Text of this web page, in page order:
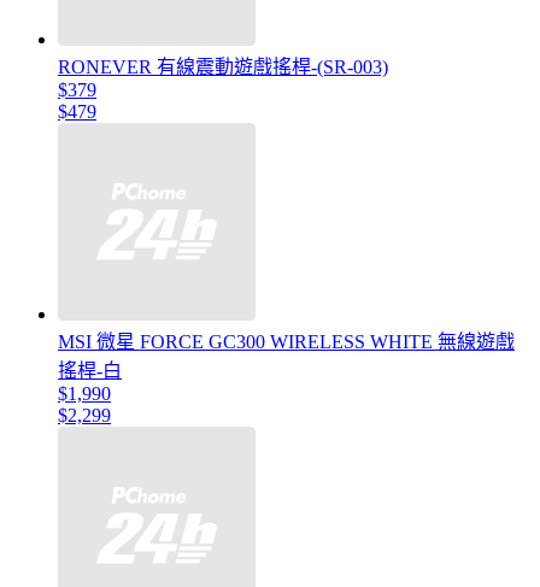
RONEVER 有線震動遊戲搖桿-(SR-003)
$379
$479
MSI 微星 FORCE GC300 WIRELESS WHITE 無線遊戲
搖桿-白
$1,990
$2,299